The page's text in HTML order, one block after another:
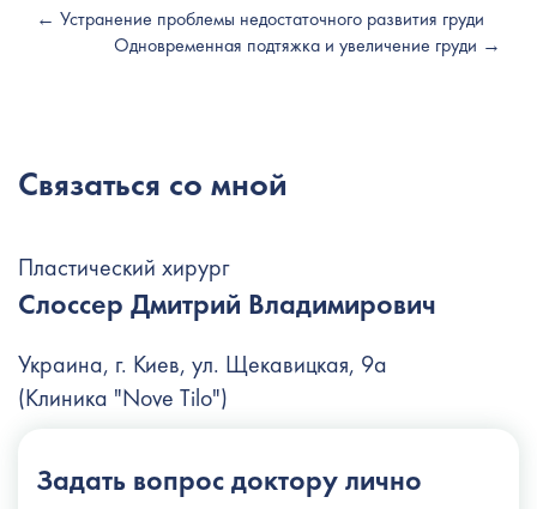
← Устранение проблемы недостаточного развития груди
Одновременная подтяжка и увеличение груди →
Связаться со мной
Пластический хирург
Слоссер Дмитрий Владимирович
Украина, г. Киев, ул. Щекавицкая, 9а
(Клиника "Nove Tilo")
+38 (066) 122-6-111
Задать вопросдоктору лично